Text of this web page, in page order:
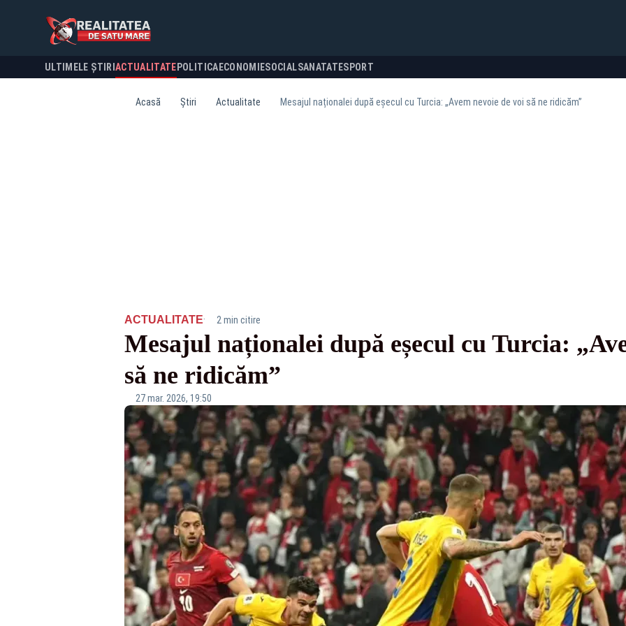
ULTIMELE ȘTIRI ACTUALITATE POLITICA ECONOMIESOCIALSANATATESPORT
Acasă Știri Actualitate Mesajul naționalei după eșecul cu Turcia: „Avem nevoie de voi să ne ridicăm”
ACTUALITATE· 2 min citire
Mesajul naționalei după eșecul cu Turcia:
să ne ridicăm”
27 mar. 2026, 19:50